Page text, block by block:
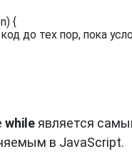
{
до тех пор, пока
whileявляется
в JavaScript.